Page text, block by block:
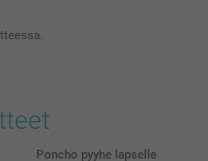
Hienoa kuulla, että
Poncho pyyhe lapselle